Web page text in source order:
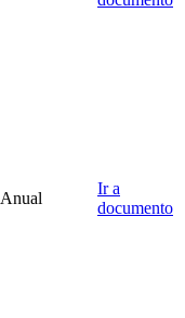
Anual
Ir a
documento